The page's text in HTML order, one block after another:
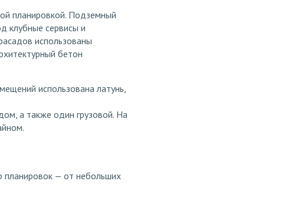
планировкой. Подземный
клубные сервисы и
использованы
бетон
использована латунь,
а также один грузовой. На
планировок — от небольших